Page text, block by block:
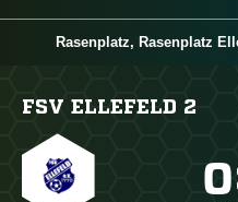
Rasenplatz, Rasenplatz
FSV ELLEFELD 2
